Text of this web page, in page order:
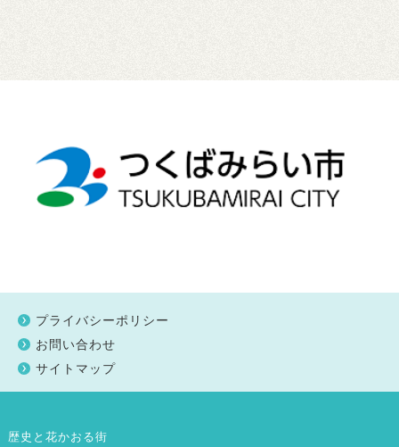
プライバシーポリシー
お問い合わせ
サイトマップ
歴史と花かおる街